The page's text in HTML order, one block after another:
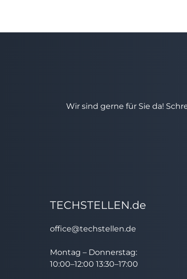
Wir sind gerne für Sie da!
TECHSTELLEN.de
office@techstellen.de
Montag – Donnerstag:
10:00–12:00 13:30–17:00